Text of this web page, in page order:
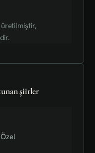
şiirler